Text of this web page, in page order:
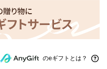
のeギフトとは？